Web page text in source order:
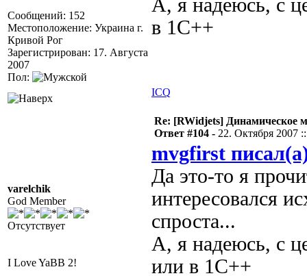
Сообщений: 152
Местоположение: Украина г.
Кривой Рог
Зарегистрирован: 17. Августа
2007
Пол:
А, я надеюсь, с
в 1С++
ICQ
varelchik
God Member
Отсутствует
I Love YaBB 2!
Re: [RWidjets] Динамическое
Ответ #104 - 22. Октября 2007
mvgfirst
Да это-то я
интересовался
спроста...
А, я надеюсь, с
или в 1С++